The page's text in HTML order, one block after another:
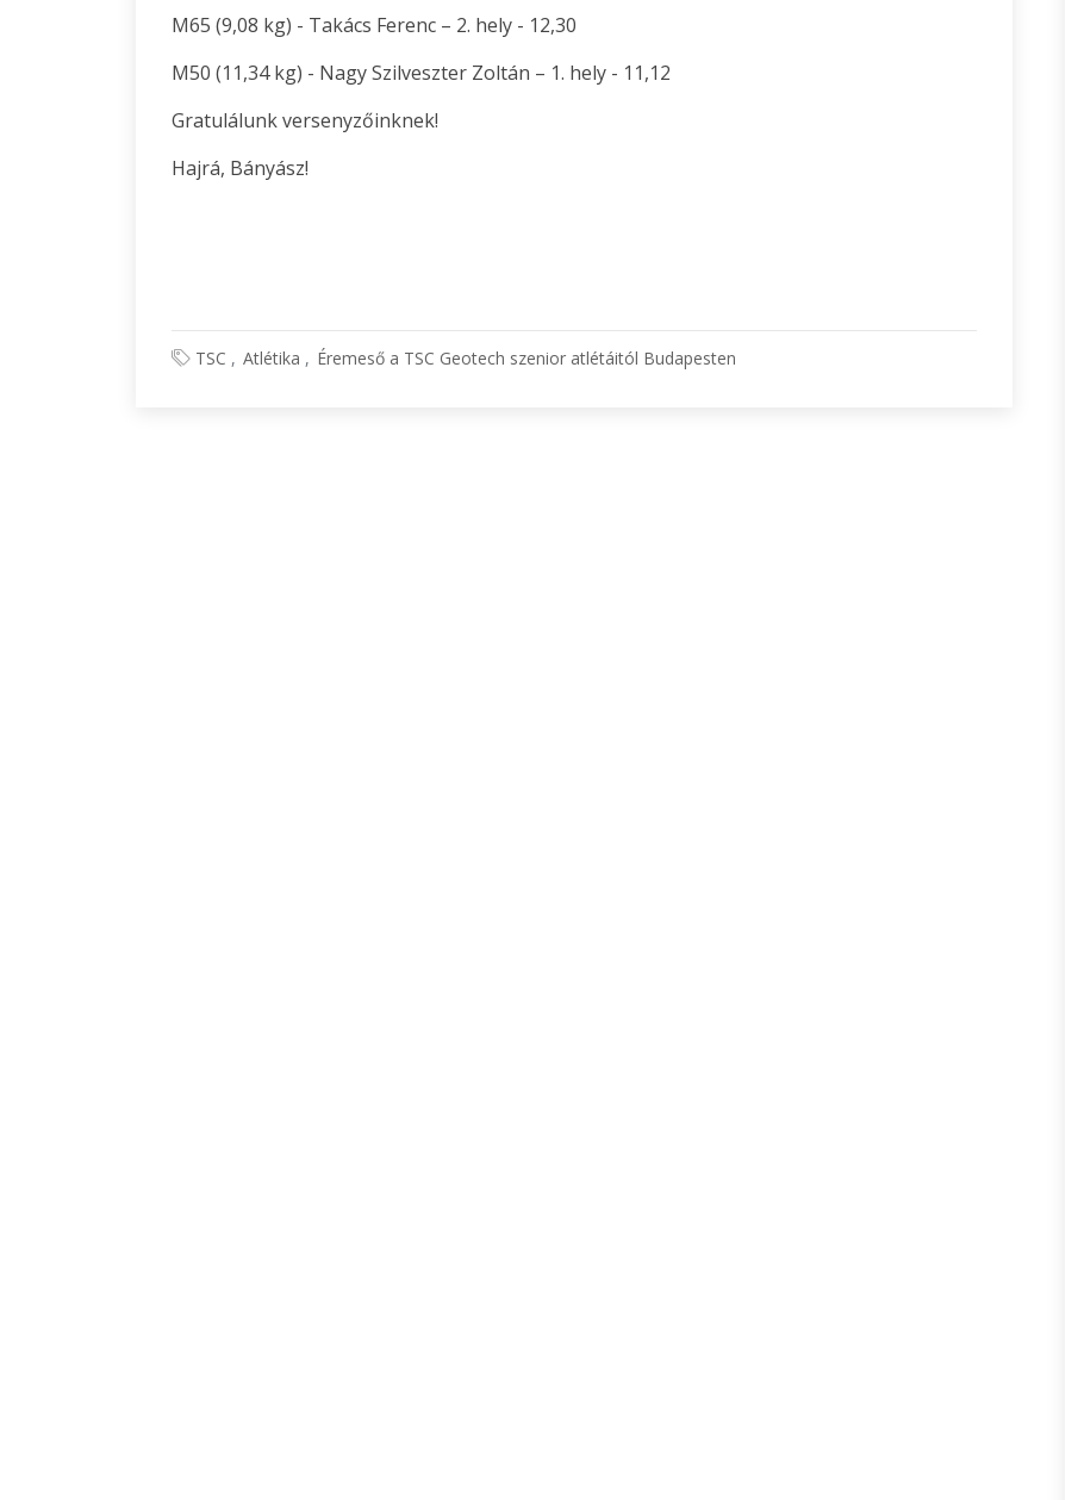
M65 (9,08 kg) - Takács Ferenc – 2. hely - 12,30
M50 (11,34 kg) - Nagy Szilveszter Zoltán – 1. hely - 11,12
Gratulálunk versenyzőinknek!
Hajrá, Bányász!
TSC Atlétika Éremeső a TSC Geotech szenior atlétáitól Budapesten